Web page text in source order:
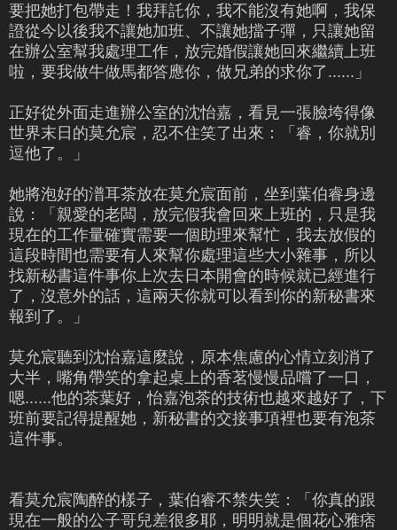
要把她打包帶走！我拜託你，我不能沒有她啊，我保
證從今以後我不讓她加班、不讓她擋子彈，只讓她留
在辦公室幫我處理工作，放完婚假讓她回來繼續上班
啦，要我做牛做馬都答應你，做兄弟的求你了......」
正好從外面走進辦公室的沈怡嘉，看見一張臉垮得像
世界末日的莫允宸，忍不住笑了出來：「睿，你就別
逗他了。」
她將泡好的潽耳茶放在莫允宸面前，坐到葉伯睿身邊
說：「親愛的老闆，放完假我會回來上班的，只是我
現在的工作量確實需要一個助理來幫忙，我去放假的
這段時間也需要有人來幫你處理這些大小雜事，所以
找新秘書這件事你上次去日本開會的時候就已經進行
了，沒意外的話，這兩天你就可以看到你的新秘書來
報到了。」
莫允宸聽到沈怡嘉這麼說，原本焦慮的心情立刻消了
大半，嘴角帶笑的拿起桌上的香茗慢慢品嚐了一口，
嗯......他的茶葉好，怡嘉泡茶的技術也越來越好了，下
班前要記得提醒她，新秘書的交接事項裡也要有泡茶
這件事。
看莫允宸陶醉的樣子，葉伯睿不禁失笑：「你真的跟
現在一般的公子哥兒差很多耶，明明就是個花心雅痞